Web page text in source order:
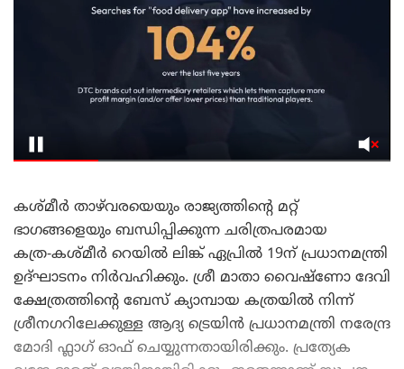
കശ്മീർ താഴ്‌വരയെയും രാജ്യത്തിന്റെ മറ്റ്
ഭാഗങ്ങളെയും ബന്ധിപ്പിക്കുന്ന ചരിത്രപരമായ
കത്ര-കശ്മീർ റെയിൽ ലിങ്ക് ഏപ്രിൽ 19ന് പ്രധാനമന്ത്രി
ഉദ്ഘാടനം നിർവഹിക്കും. ശ്രീ മാതാ വൈഷ്ണോ ദേവി
ക്ഷേത്രത്തിന്റെ ബേസ് ക്യാമ്പായ കത്രയിൽ നിന്ന്
ശ്രീനഗറിലേക്കുള്ള ആദ്യ ട്രെയിൻ പ്രധാനമന്ത്രി നരേന്ദ്ര
മോദി ഫ്ലാഗ് ഓഫ് ചെയ്യുന്നതായിരിക്കും. പ്രത്യേക